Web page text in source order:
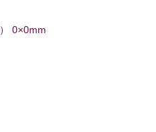
） 0×0mm